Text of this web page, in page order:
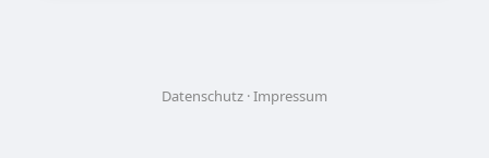
Datenschutz Impressum